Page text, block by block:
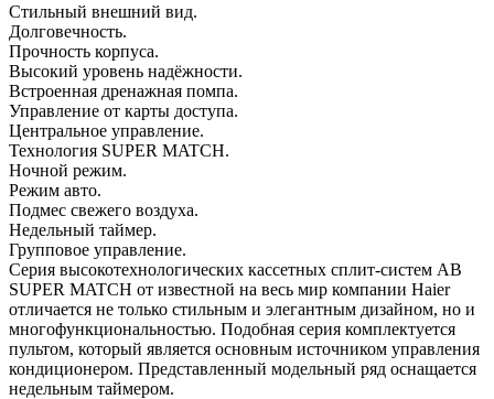
Стильный внешний вид.
Долговечность.
Прочность корпуса.
Высокий уровень надёжности.
Встроенная дренажная помпа.
Управление от карты доступа.
Центральное управление.
Технология SUPER MATCH.
Ночной режим.
Режим авто.
Подмес свежего воздуха.
Недельный таймер.
Групповое управление.
Серия высокотехнологических кассетных сплит-систем AB
SUPER MATCH от известной на весь мир компании Haier
отличается не только стильным и элегантным дизайном, но и
многофункциональностью. Подобная серия комплектуется
пультом, который является основным источником управления
кондиционером. Представленный модельный ряд оснащается
недельным таймером.